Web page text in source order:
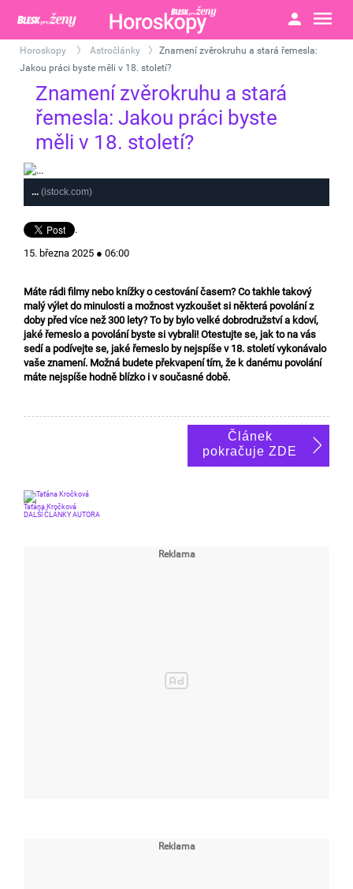
Horoskopy Astročlánky
Znamení zvěrokruhu a stará řemesla:
Jakou práci byste měli v 18. století?
Znamení zvěrokruhu a stará
řemesla: Jakou práci byste
měli v 18. století?
... (istock.com)
.
15. března 2025 ● 06:00
Máte rádi filmy nebo knížky o cestování časem? Co takhle takový
malý výlet do minulosti a možnost vyzkoušet si některá povolání z
doby před více než 300 lety? To by bylo velké dobrodružství a kdoví,
jaké řemeslo a povolání byste si vybrali! Otestujte se, jak to na vás
sedí a podívejte se, jaké řemeslo by nejspíše v 18. století vykonávalo
vaše znamení. Možná budete překvapení tím, že k danému povolání
máte nejspíše hodně blízko i v současné době.
Článek
pokračuje ZDE
Taťána Kročková
DALŠÍ ČLÁNKY AUTORA